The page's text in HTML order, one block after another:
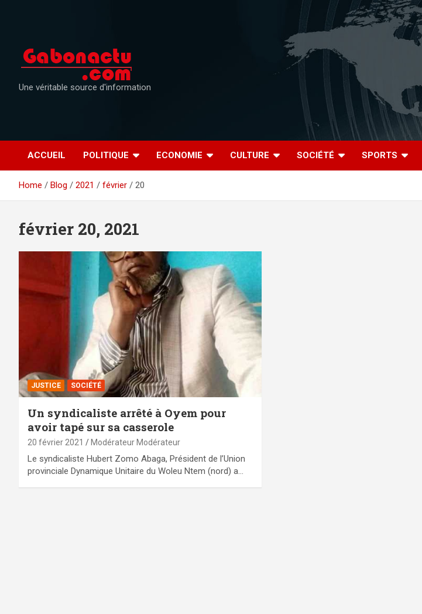
Une véritable source d'information
ACCUEIL POLITIQUE ECONOMIE CULTURE SOCIÉTÉ SPORTS
Home Blog 2021 février 20
février 20, 2021
JUSTICE SOCIÉTÉ
Un syndicaliste arrêté à Oyem pour
avoir tapé sur sa casserole
20 février 2021 Modérateur Modérateur
Le syndicaliste Hubert Zomo Abaga, Président de l’Union
provinciale Dynamique Unitaire du Woleu Ntem (nord) a…